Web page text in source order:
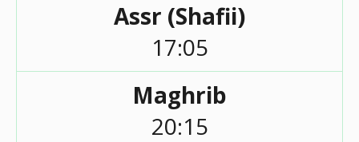
Assr (Shafii)
17:05
Maghrib
20:15